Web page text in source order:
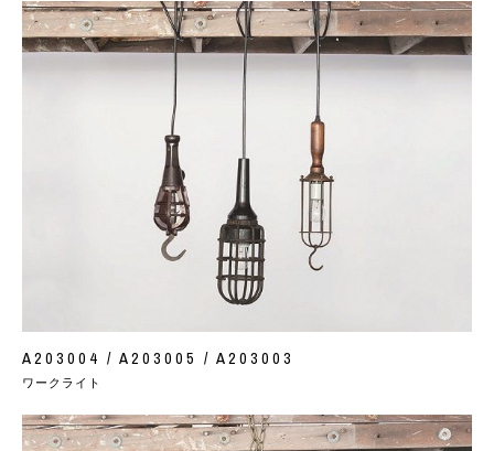
A203004 / A203005 / A203003
ワークライト